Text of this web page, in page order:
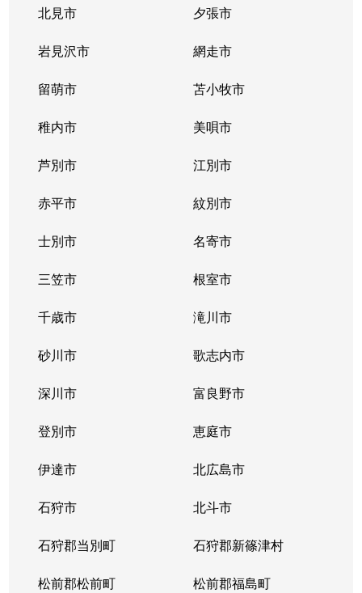
北見市 夕張市
岩見沢市 網走市
留萌市 苫小牧市
稚内市 美唄市
芦別市 江別市
赤平市 紋別市
士別市 名寄市
三笠市 根室市
千歳市 滝川市
砂川市 歌志内市
深川市 富良野市
登別市 恵庭市
伊達市 北広島市
石狩市 北斗市
石狩郡当別町 石狩郡新篠津村
松前郡松前町 松前郡福島町